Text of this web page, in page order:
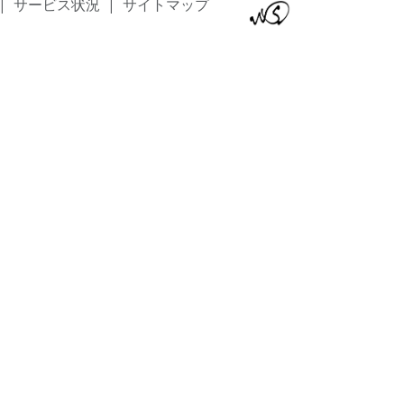
| サービス状況 | サイトマップ